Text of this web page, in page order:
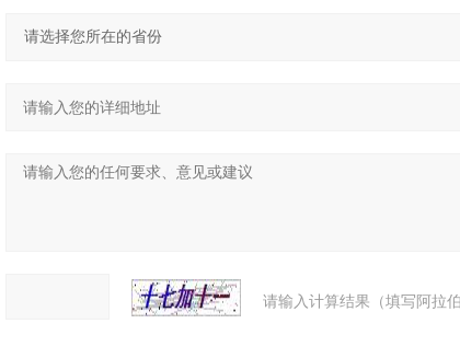
请输入计算结果（填写阿拉